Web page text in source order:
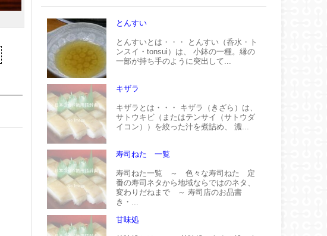
とんすい
とんすいとは・・・ とんすい（呑水・ト
ンスイ・tonsui）は、 小鉢の一種。縁の
一部が持ち手のように突出して...
キザラ
キザラとは・・・ キザラ（きざら）は、
サトウキビ（またはテンサイ（サトウダ
イコン））を絞った汁を煮詰め、 濃...
寿司ねた 一覧
寿司ねた一覧 ～ 色々な寿司ねた 定
番の寿司ネタから地域ならではのネタ、
変わりだねまで ～ 寿司店のお品書
き・...
甘味処